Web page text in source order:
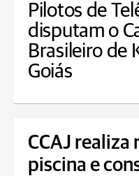
Pilotos de
disputam o
Brasileiro de
Goiás
CCAJ realiza
piscina e